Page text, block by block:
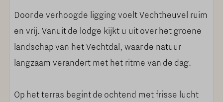
BUITEN AAN DE VECHT
Openslaande deuren
Ruime tuin
Door de verhoogde ligging voelt Vechtheuvel ruim
en vrij. Vanuit de lodge kijkt u uit over het groene
landschap van het Vechtdal, waar de natuur
langzaam verandert met het ritme van de dag.
Op het terras begint de ochtend met frisse lucht